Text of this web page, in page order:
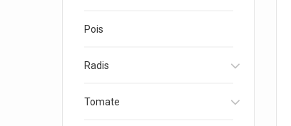
Pois
Radis
Tomate